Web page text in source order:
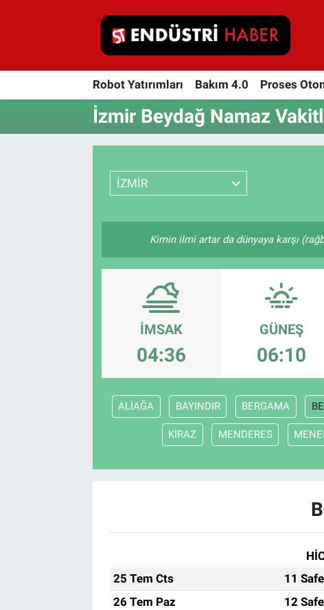
Robot Yatırımları Bakım 4.0 Proses
İzmir Beydağ Namaz
İZMİR
Kimin ilmi artar da dünyaya karşı
İMSAK
04:36
GÜNEŞ
06:10
ALİAĞA BAYINDIR BERGAMA
KİRAZ MENDERES
25 Tem Cts
11
26 Tem Paz
12
Robot Yatırımları
Proses Otomasyonu
Endüstri 4.0 Uygulamaları